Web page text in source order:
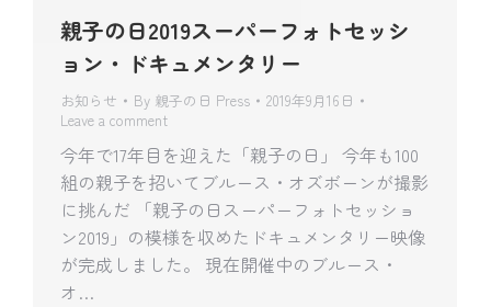
親子の日2019スーパーフォトセッシ
ョン・ドキュメンタリー
お知らせ By 親子の日 Press
2019年9月16日
Leave a comment
今年で17年目を迎えた「親子の日」 今年も100
組の親子を招いてブルース・オズボーンが撮影
に挑んだ 「親子の日スーパーフォトセッショ
ン2019」の模様を収めたドキュメンタリー映像
が完成しました。 現在開催中のブルース・
オ…